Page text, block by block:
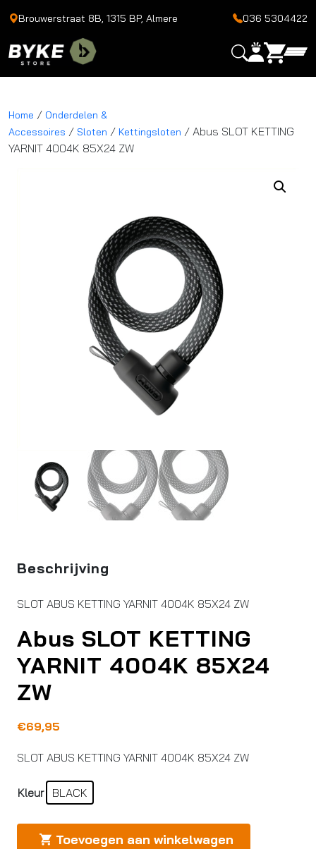
Brouwerstraat 8B, 1315 BP, Almere 036 5304422
Home / Onderdelen &
Accessoires / Sloten / Kettingsloten / Abus SLOT KETTING
YARNIT 4004K 85X24 ZW
Beschrijving
SLOT ABUS KETTING YARNIT 4004K 85X24 ZW
Abus SLOT KETTING
YARNIT 4004K 85X24
ZW
€69,95
SLOT ABUS KETTING YARNIT 4004K 85X24 ZW
Kleur BLACK
Toevoegen aan winkelwagen